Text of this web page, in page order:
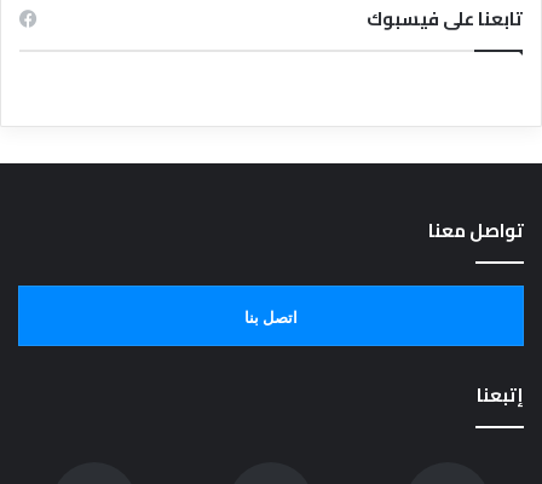
تابعنا على فيسبوك
تواصل معنا
اتصل بنا
إتبعنا